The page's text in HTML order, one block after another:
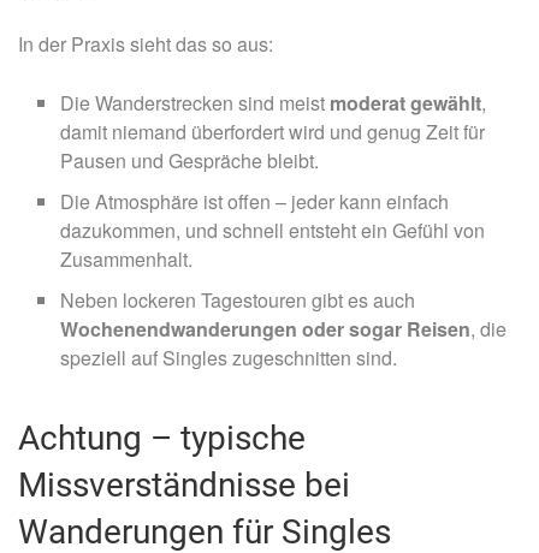
In der Praxis sieht das so aus:
Die Wanderstrecken sind meist moderat gewählt,
damit niemand überfordert wird und genug Zeit für
Pausen und Gespräche bleibt.
Die Atmosphäre ist offen – jeder kann einfach
dazukommen, und schnell entsteht ein Gefühl von
Zusammenhalt.
Neben lockeren Tagestouren gibt es auch
Wochenendwanderungen oder sogar Reisen, die
speziell auf Singles zugeschnitten sind.
Achtung – typische
Missverständnisse bei
Wanderungen für Singles